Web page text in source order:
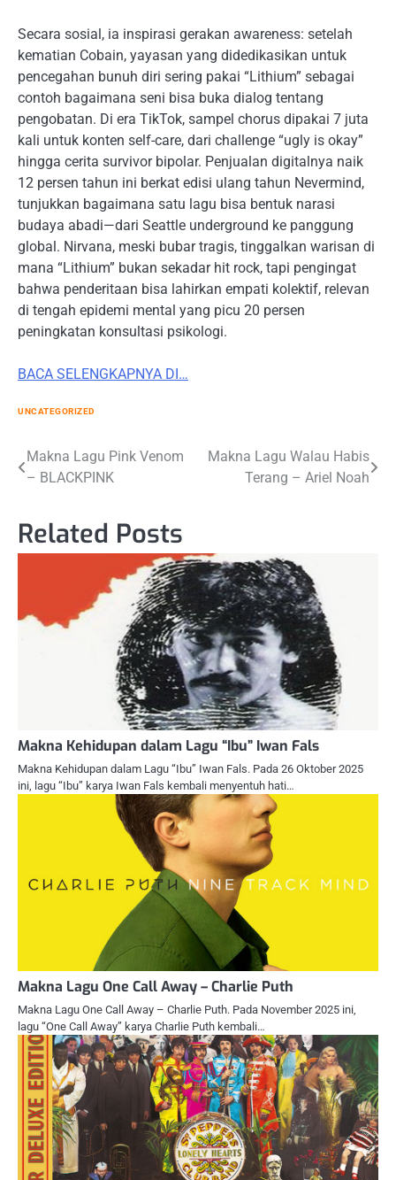
Secara sosial, ia inspirasi gerakan awareness: setelah
kematian Cobain, yayasan yang didedikasikan untuk
pencegahan bunuh diri sering pakai “Lithium” sebagai
contoh bagaimana seni bisa buka dialog tentang
pengobatan. Di era TikTok, sampel chorus dipakai 7 juta
kali untuk konten self-care, dari challenge “ugly is okay”
hingga cerita survivor bipolar. Penjualan digitalnya naik
12 persen tahun ini berkat edisi ulang tahun Nevermind,
tunjukkan bagaimana satu lagu bisa bentuk narasi
budaya abadi—dari Seattle underground ke panggung
global. Nirvana, meski bubar tragis, tinggalkan warisan di
mana “Lithium” bukan sekadar hit rock, tapi pengingat
bahwa penderitaan bisa lahirkan empati kolektif, relevan
di tengah epidemi mental yang picu 20 persen
peningkatan konsultasi psikologi.
BACA SELENGKAPNYA DI…
UNCATEGORIZED
Post
Makna Lagu Pink Venom
– BLACKPINK
Makna Lagu Walau Habis
Terang – Ariel Noah
Related Posts
Makna Kehidupan dalam Lagu “Ibu” Iwan Fals
Makna Kehidupan dalam Lagu “Ibu” Iwan Fals. Pada 26 Oktober 2025
ini, lagu “Ibu” karya Iwan Fals kembali menyentuh hati…
Makna Lagu One Call Away – Charlie Puth
Makna Lagu One Call Away – Charlie Puth. Pada November 2025 ini,
lagu “One Call Away” karya Charlie Puth kembali…